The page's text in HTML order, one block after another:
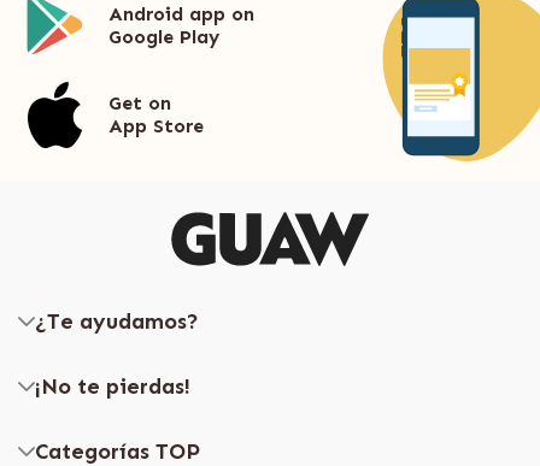
Android app on
Google Play
Get on
App Store
¿Te ayudamos?
¡No te pierdas!
Categorías TOP